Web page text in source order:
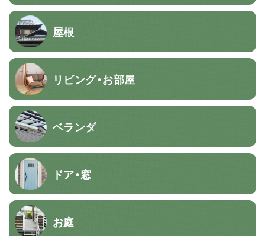
屋根
リビング・お部屋
ベランダ
ドア・窓
お庭